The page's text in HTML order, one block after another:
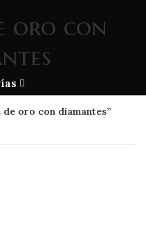
oro con
oro con diamantes”